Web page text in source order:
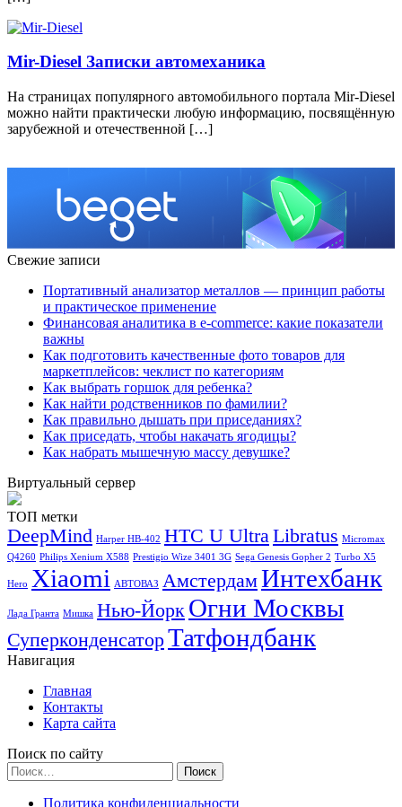
Mir-Diesel Записки автомеханика
На страницах популярного автомобильного портала Mir-Diesel
можно найти практически любую информацию, посвящённую
зарубежной и отечественной […]
Свежие записи
Портативный анализатор металлов — принцип работы
и практическое применение
Финансовая аналитика в e-commerce: какие показатели
важны
Как подготовить качественные фото товаров для
маркетплейсов: чеклист по категориям
Как выбрать горшок для ребенка?
Как найти родственников по фамилии?
Как правильно дышать при приседаниях?
Как приседать, чтобы накачать ягодицы?
Как набрать мышечную массу девушке?
Виртуальный сервер
ТОП метки
DeepMind Harper HB-402 HTC U UltraLibratus Micromax
Q4260 Philips Xenium X588 Prestigio Wize 3401 3G Sega Genesis Gopher 2 Turbo X5
Hero Xiaomi АВТОВАЗ АмстердамИнтехбанк
Лада Гранта Мишка Нью-Йорк Огни Москвы
СуперконденсаторТатфондбанк
Навигация
Главная
Контакты
Карта сайта
Поиск по сайту
Найти:
Политика конфиденциальности